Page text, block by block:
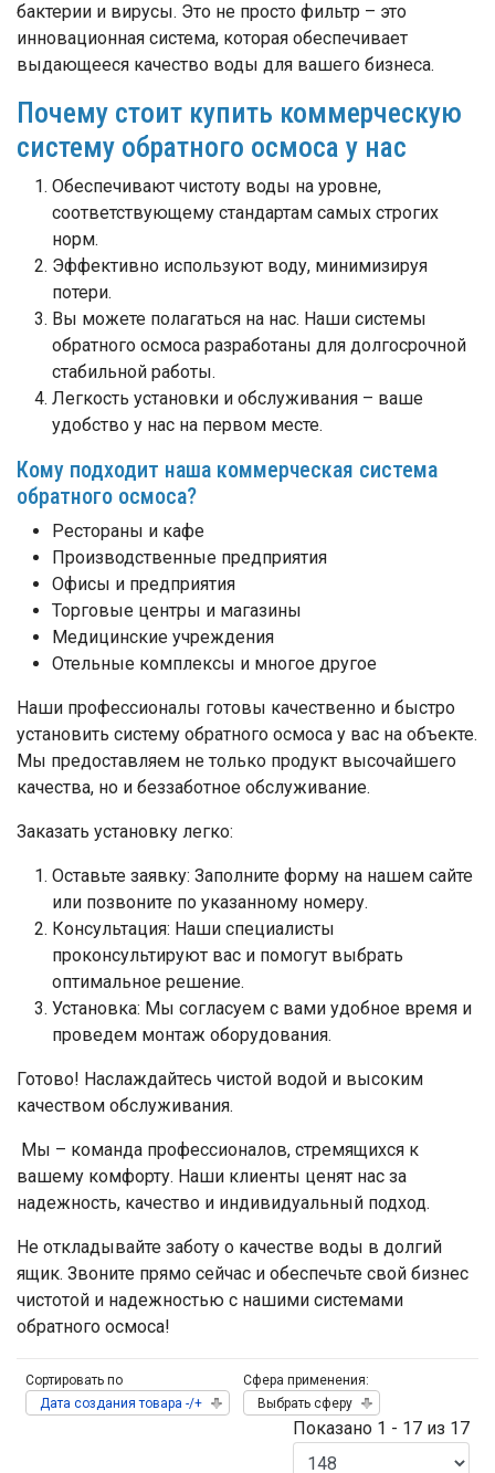
бактерии и вирусы. Это не просто фильтр – это
инновационная система, которая обеспечивает
выдающееся качество воды для вашего бизнеса.
Почему стоит купить коммерческую
систему обратного осмоса у нас
Обеспечивают чистоту воды на уровне,
соответствующему стандартам самых строгих
норм.
Эффективно используют воду, минимизируя
потери.
Вы можете полагаться на нас. Наши системы
обратного осмоса разработаны для долгосрочной
стабильной работы.
Легкость установки и обслуживания – ваше
удобство у нас на первом месте.
Кому подходит наша коммерческая система
обратного осмоса?
Рестораны и кафе
Производственные предприятия
Офисы и предприятия
Торговые центры и магазины
Медицинские учреждения
Отельные комплексы и многое другое
Наши профессионалы готовы качественно и быстро
установить систему обратного осмоса у вас на объекте.
Мы предоставляем не только продукт высочайшего
качества, но и беззаботное обслуживание.
Заказать установку легко:
Оставьте заявку: Заполните форму на нашем сайте
или позвоните по указанному номеру.
Консультация: Наши специалисты
проконсультируют вас и помогут выбрать
оптимальное решение.
Установка: Мы согласуем с вами удобное время и
проведем монтаж оборудования.
Готово! Наслаждайтесь чистой водой и высоким
качеством обслуживания.
Мы – команда профессионалов, стремящихся к
вашему комфорту. Наши клиенты ценят нас за
надежность, качество и индивидуальный подход.
Не откладывайте заботу о качестве воды в долгий
ящик. Звоните прямо сейчас и обеспечьте свой бизнес
чистотой и надежностью с нашими системами
обратного осмоса!
Сортировать по
Дата создания товара -/+
Сфера применения:
Выбрать сферу
Показано 1 - 17 из 17